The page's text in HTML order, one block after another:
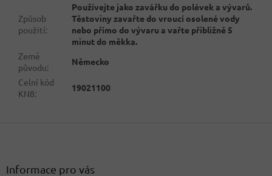
Způsob
použití:
Používejte jako zavářku do polévek a vývarů.
Těstoviny zavařte do vroucí osolené vody
nebo přímo do vývaru a vařte přibližně 5
minut do měkka.
Země
původu:
Německo
Celní kód
KN8:
19021100
Informace pro vás